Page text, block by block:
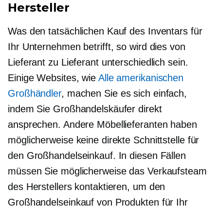
Hersteller
Was den tatsächlichen Kauf des Inventars für
Ihr Unternehmen betrifft, so wird dies von
Lieferant zu Lieferant unterschiedlich sein.
Einige Websites, wie Alle amerikanischen
Großhändler, machen Sie es sich einfach,
indem Sie Großhandelskäufer direkt
ansprechen. Andere Möbellieferanten haben
möglicherweise keine direkte Schnittstelle für
den Großhandelseinkauf. In diesen Fällen
müssen Sie möglicherweise das Verkaufsteam
des Herstellers kontaktieren, um den
Großhandelseinkauf von Produkten für Ihr